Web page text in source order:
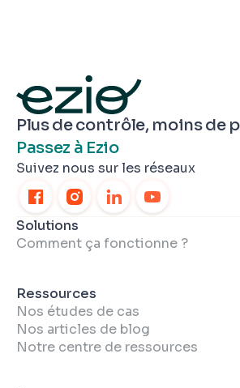
Plus de contrôle, moins de
Passez à Ezio
Suivez nous sur les réseaux
Solutions
Comment ça fonctionne ?
Ressources
Nos études de cas
Nos articles de blog
Notre centre de ressources